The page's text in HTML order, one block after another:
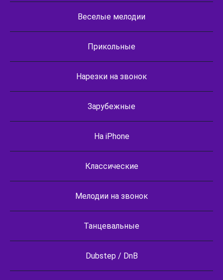
Веселые мелодии
Прикольные
Нарезки на звонок
Зарубежные
На iPhone
Классические
Мелодии на звонок
Танцевальные
Dubstep / DnB